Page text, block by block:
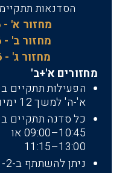
הסדנאות
מחזור א' - 1.7.26-16.7.26
מחזור ב' - 20.7.26-4.8.26
מחזור ג' - 6.8.26-13.8.26
מחזורים א'+ב'
הפעילות תתקיים
א'-ה' למשך 12
כל סדנה תתקיים
10:45–09:00 או
13:00–11:15
ניתן להשתתף ב-1-2 סדנאות בכל מחזור.